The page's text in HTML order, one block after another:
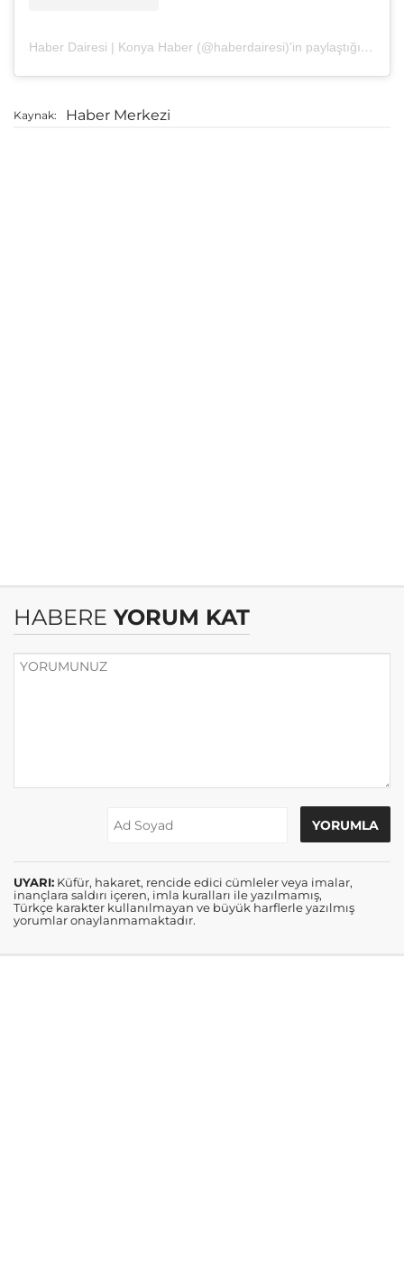
Haber Dairesi | Konya Haber (@haberdairesi)'in paylaştığı bir gönderi
Kaynak: Haber Merkezi
HABERE YORUM KAT
UYARI: Küfür, hakaret, rencide edici cümleler veya imalar,
inançlara saldırı içeren, imla kuralları ile yazılmamış,
Türkçe karakter kullanılmayan ve büyük harflerle yazılmış
yorumlar onaylanmamaktadır.